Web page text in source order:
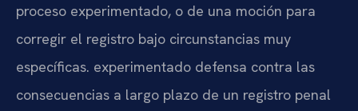
proceso experimentado, o de una moción para
corregir el registro bajo circunstancias muy
específicas. experimentado defensa contra las
consecuencias a largo plazo de un registro penal